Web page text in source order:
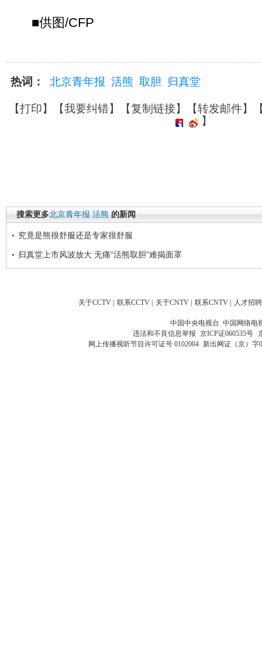
■供图/CFP
热词： 北京青年报 活熊 取胆 归真堂
【打印】【我要纠错】【复制链接】【转发邮件】
】
搜索更多北京青年报 活熊 的新闻
究竟是熊很舒服还是专家很舒服
归真堂上市风波放大 无痛“活熊取胆”难揭面罩
关于CCTV | 联系CCTV | 关于CNTV | 联系CNTV | 人才招聘
中国中央电视台 中国网络电
违法和不良信息举报 京ICP证060535号
网上传播视听节目许可证号 0102004 新出网证（京）